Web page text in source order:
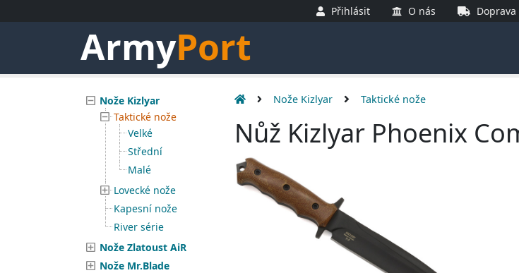
Přihlásit O nás Doprava
ArmyPort
Nože Kizlyar
Taktické nože
Velké
Střední
Malé
Lovecké nože
Kapesní nože
River série
Nože Zlatoust AiR
Nože Mr.Blade
Nože Kizlyar Taktické nože
Nůž Kizlyar Phoenix